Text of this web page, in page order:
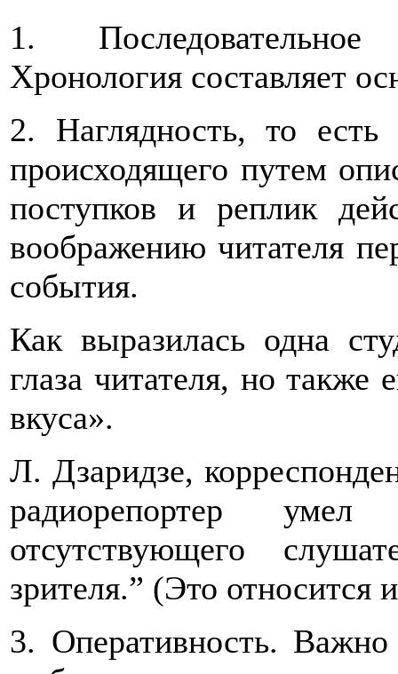
1. Последовательное
Хронология составляет
2. Наглядность, то есть
происходящего путем
поступков и реплик
воображению читателя
события.
Как выразилась одна
глаза читателя, но
вкуса».
Л. Дзаридзе,
радиорепортер
отсутствующего
зрителя.” (Это
3. Оперативность.